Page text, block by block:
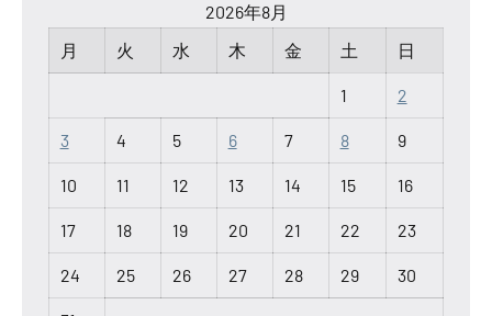
2026年8月
月
火 水 木 金 土 日
1 2
3 4 5 6 7 8 9
10 11 12 13 14 15 16
17 18 19 20 21 22 23
24 25 26 27 28 29 30